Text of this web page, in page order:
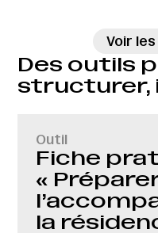
Voir
Des outils
structurer,
Outil
Fiche
«
la